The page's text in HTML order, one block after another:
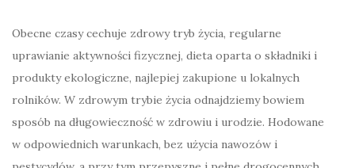
Obecne czasy cechuje zdrowy tryb życia, regularne
uprawianie aktywności fizycznej, dieta oparta o składniki i
produkty ekologiczne, najlepiej zakupione u lokalnych
rolników. W zdrowym trybie życia odnajdziemy bowiem
sposób na długowieczność w zdrowiu i urodzie. Hodowane
w odpowiednich warunkach, bez użycia nawozów i